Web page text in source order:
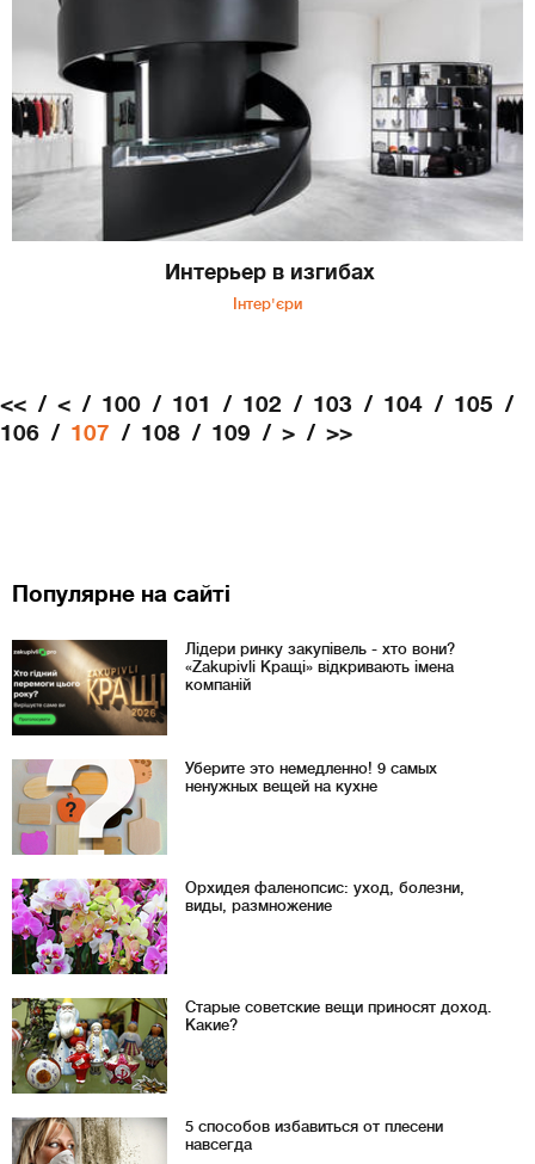
Интерьер в изгибах
Інтер'єри
<< < 100 101 102 103 104
105
106
107 108 109 > >>
Популярне на сайті
Лідери ринку закупівель - хто вони?
«Zakupivli Кращі» відкривають імена
компаній
Уберите это немедленно! 9 самых
ненужных вещей на кухне
Орхидея фаленопсис: уход, болезни,
виды, размножение
Старые советские вещи приносят доход.
Какие?
5 способов избавиться от плесени
навсегда